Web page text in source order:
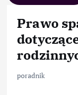
Prawo
poradnik